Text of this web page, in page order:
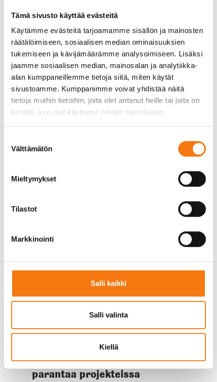
Tämä sivusto käyttää evästeitä
Käytämme evästeitä tarjoamamme sisällön ja mainosten
räätälöimiseen, sosiaalisen median ominaisuuksien
tukemiseen ja kävijämäärämme analysoimiseen. Lisäksi
jaamme sosiaalisen median, mainosalan ja analytiikka-
alan kumppaneillemme tietoja siitä, miten käytät
sivustoamme. Kumppanimme voivat yhdistää näitä
tietoja muihin tietoihin, joita olet antanut heille tai joita on
kerätty, kun olet käyttänyt heidän palvelujaan.
valinta
Välttämätön
Mieltymykset
Tilastot
Markkinointi
Salli kaikki
Salli valinta
Kiellä
Toimitusnopeuden hitaus voi myös vaikuttaa
projektin laatuun. Esimerkiksi, jos soran
tiivistäminen viivästyy, voi se vaikuttaa rakenteiden
kestävyyteen ja pitkäikäisyyteen. Tämä voi johtaa
lisäkustannuksiin korjaustöiden muodossa
myöhemmin.
Miten kiviaineksen laatu voi
toimitus varmistaa, että maa-ainekset, kuten
laatunsa ja ominaisuutensa. Jos toimitus viivästyy,
vaikutuksesta.
Laadun heikkeneminen voi vaikuttaa suoraan
jos soralaadut eivät ole tasalaatuisia, voi se johtaa
epätasaiseen tiivistymiseen ja heikentää
jotta niiden laatu säilyy optimaalisena.
Kuinka toimitusnopeutta voi
parantaa projekteissa